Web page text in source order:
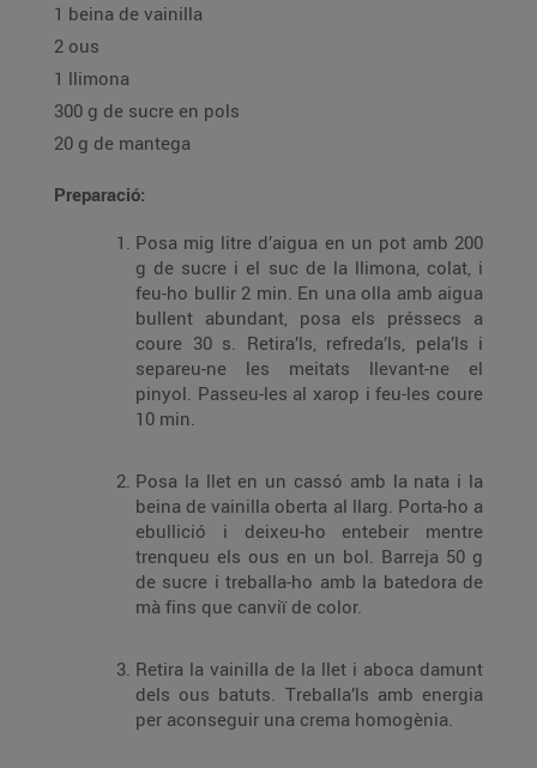
1 beina de vainilla
2 ous
1 llimona
300 g de sucre en pols
20 g de mantega
Preparació:
Posa mig litre d’aigua en un pot amb 200
g de sucre i el suc de la llimona, colat, i
feu-ho bullir 2 min. En una olla amb aigua
bullent abundant, posa els préssecs a
coure 30 s. Retira’ls, refreda’ls, pela’ls i
separeu-ne les meitats llevant-ne el
pinyol. Passeu-les al xarop i feu-les coure
10 min.
Posa la llet en un cassó amb la nata i la
beina de vainilla oberta al llarg. Porta-ho a
ebullició i deixeu-ho entebeir mentre
trenqueu els ous en un bol. Barreja 50 g
de sucre i treballa-ho amb la batedora de
mà fins que canviï de color.
Retira la vainilla de la llet i aboca damunt
dels ous batuts. Treballa’ls amb energia
per aconseguir una crema homogènia.